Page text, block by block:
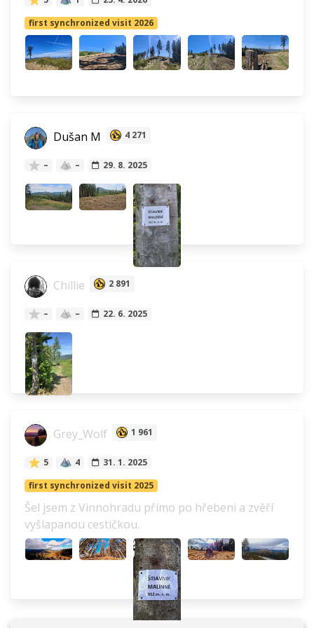
first synchronized visit 2026
Dušan M 4 271
– – 29. 8. 2025
Chillie 2 891
– – 22. 6. 2025
Grey_Wolf 1 961
5 4
31. 1. 2025
first synchronized visit 2025
Šel jsem z Vinnohradu přímo po hřebeni a zvěří
vyšlapanou cestičkou.